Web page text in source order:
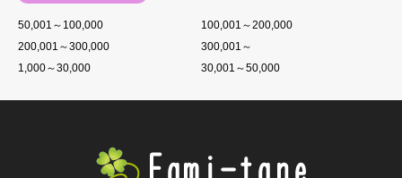
50,001～100,000
100,001～200,000
200,001～300,000
300,001～
1,000～30,000
30,001～50,000